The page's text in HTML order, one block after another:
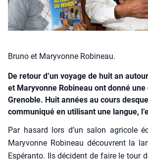
Bruno et Maryvonne Robineau.
De retour d’un voyage de huit an
et Maryvonne Robineau ont donné
Grenoble. Huit années au cours
communiqué en utilisant une langue,
Par hasard lors d’un salon agri­cole
Mary­vonne Robi­neau découvrent la
Espé­ran­to. Ils décident de faire le tour